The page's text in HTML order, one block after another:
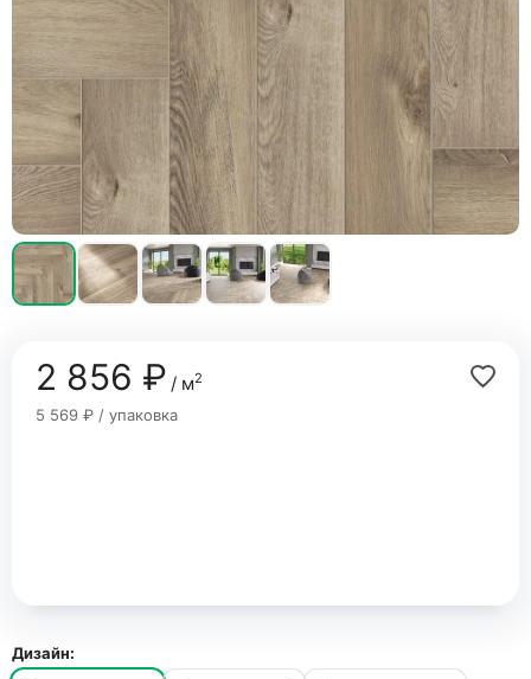
2 856 ₽/ м2
5 569 ₽ / упаковка
Дизайн: